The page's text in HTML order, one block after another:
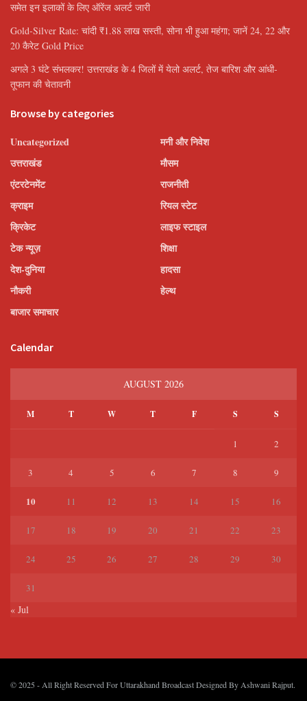
समेत इन इलाकों के लिए ऑरेंज अलर्ट जारी
Gold-Silver Rate: चांदी ₹1.88 लाख सस्ती, सोना भी हुआ महंगा; जानें 24, 22 और
20 कैरेट Gold Price
अगले 3 घंटे संभलकर! उत्तराखंड के 4 जिलों में येलो अलर्ट, तेज बारिश और आंधी-
तूफान की चेतावनी
Browse by categories
Uncategorized
उत्तराखंड
एंटरटेनमेंट
क्राइम
क्रिकेट
टेक न्यूज़
देश-दुनिया
नौकरी
बाजार समाचार
मनी और निवेश
मौसम
राजनीती
रियल स्टेट
लाइफ स्टाइल
शिक्षा
हादसा
हेल्थ
Calendar
AUGUST 2026
M T W T F S S
1 2
3 4 5 6 7 8 9
10 11 12 13 14 15 16
17 18 19 20 21 22 23
24 25 26 27 28 29 30
31
« Jul
© 2025 - All Right Reserved For Uttarakhand Broadcast Designed ByAshwani Rajput.